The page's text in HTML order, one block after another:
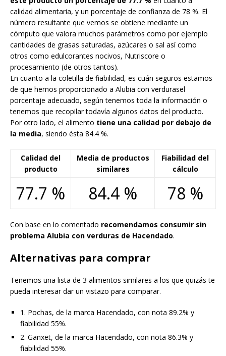
calidad alimentaria, y un porcentaje de confianza de 78 %. El
número resultante que vemos se obtiene mediante un
cómputo que valora muchos parámetros como por ejemplo
cantidades de grasas saturadas, azúcares o sal así como
otros como edulcorantes nocivos, Nutriscore o
procesamiento (de otros tantos).
En cuanto a la coletilla de fiabilidad, es cuán seguros estamos
de que hemos proporcionado a Alubia con verdurasel
porcentaje adecuado, según tenemos toda la información o
tenemos que recopilar todavía algunos datos del producto.
Por otro lado, el alimento tiene una calidad por debajo de
la media, siendo ésta 84.4 %.
Calidad del
producto
Media de productos
similares
Fiabilidad del
cálculo
77.7 % 84.4 % 78 %
Con base en lo comentado recomendamos consumir sin
problema Alubia con verduras de Hacendado.
Alternativas para comprar
Tenemos una lista de 3 alimentos similares a los que quizás te
pueda interesar dar un vistazo para comparar.
1. Pochas, de la marca Hacendado, con nota 89.2% y
fiabilidad 55%.
2. Ganxet, de la marca Hacendado, con nota 86.3% y
fiabilidad 55%.